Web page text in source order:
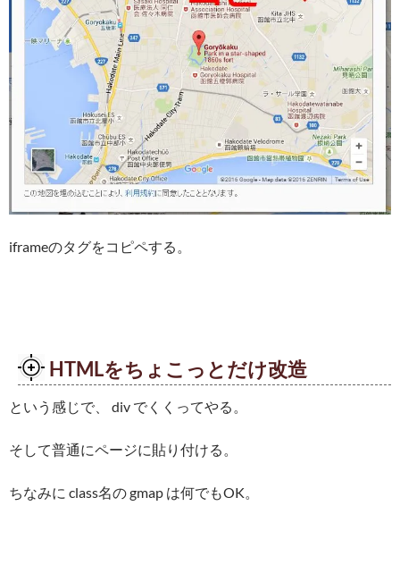
iframeのタグをコピペする。
HTMLをちょこっとだけ改造
という感じで、 div でくくってやる。
そして普通にページに貼り付ける。
ちなみに class名の gmap は何でもOK。